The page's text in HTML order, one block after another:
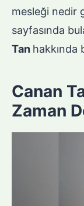
mesleği nedir
sayfasında
Tan hakkında
Canan
Zaman